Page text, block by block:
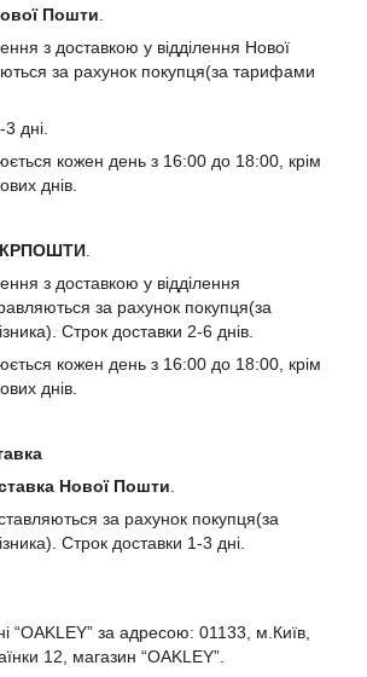
Пошти
з доставкою у відділення Нової
за рахунок покупця(за тарифами
дні.
кожен день з 16:00 до 18:00, крім
днів.
з доставкою у відділення
за рахунок покупця(за
Строк доставки 2-6 днів.
кожен день з 16:00 до 18:00, крім
днів.
Нової Пошти
за рахунок покупця(за
Строк доставки 1-3 дні.
“OAKLEY” за адресою: 01133, м.Київ,
12, магазин “OAKLEY”.